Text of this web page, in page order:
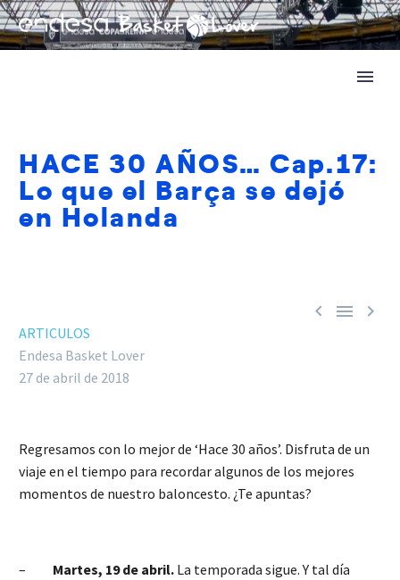
HACE 30 AÑOS… Cap.17:
Lo que el Barça se dejó
en Holanda
  
ARTICULOS
Endesa Basket Lover
27 de abril de 2018
Regresamos con lo mejor de ‘Hace 30 años’. Disfruta de un
viaje en el tiempo para recordar algunos de los mejores
momentos de nuestro baloncesto. ¿Te apuntas?
– Martes, 19 de abril. La temporada sigue. Y tal día